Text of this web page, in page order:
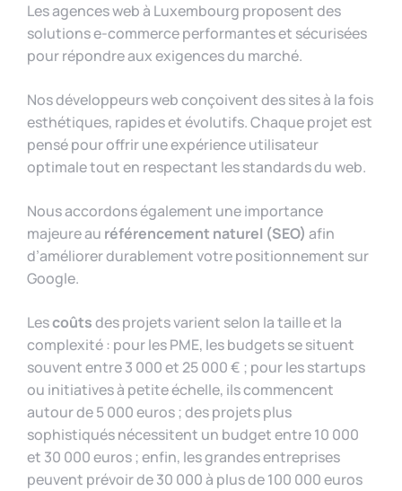
Les agences web à Luxembourg proposent des
solutions e-commerce performantes et sécurisées
pour répondre aux exigences du marché.
Nos développeurs web conçoivent des sites à la fois
esthétiques, rapides et évolutifs. Chaque projet est
pensé pour offrir une expérience utilisateur
optimale tout en respectant les standards du web.
Nous accordons également une importance
majeure au référencement naturel (SEO) afin
d’améliorer durablement votre positionnement sur
Google.
Lescoûtsdes projets varient selon la taille et la
complexité : pour les PME, les budgets se situent
souvent entre 3 000 et 25 000 € ; pour les startups
ou initiatives à petite échelle, ils commencent
autour de 5 000 euros ; des projets plus
sophistiqués nécessitent un budget entre 10 000
et 30 000 euros ; enfin, les grandes entreprises
peuvent prévoir de 30 000 à plus de 100 000 euros